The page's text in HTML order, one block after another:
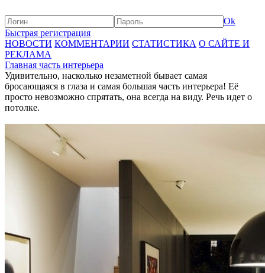
Ok
Быстрая регистрация
НОВОСТИ КОММЕНТАРИИ СТАТИСТИКА О САЙТЕ И
РЕКЛАМА
Главная часть интерьера
Удивительно, насколько незаметной бывает самая
бросающаяся в глаза и самая большая часть интерьера! Её
просто невозможно спрятать, она всегда на виду. Речь идет о
потолке.